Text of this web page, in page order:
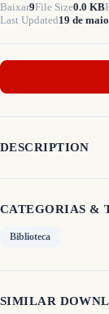
Baixar9File Size0.0 KB
Last Updated19 de
DESCRIPTION
CATEGORIAS &
Biblioteca
SIMILAR